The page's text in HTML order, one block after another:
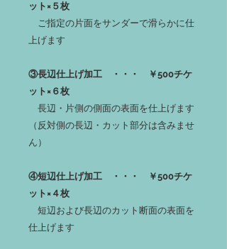
ット×５枚
ご指定の片面をサンダーで滑らかに仕
上げます
③長辺仕上げ加工 ・・・ ￥500チケ
ット×６枚
長辺・片側の側面の表面を仕上げます
（反対側の長辺・カット部分は含みませ
ん）
④短辺仕上げ加工 ・・・ ￥500チケ
ット×４枚
短辺および長辺のカット断面の表面を
仕上げます